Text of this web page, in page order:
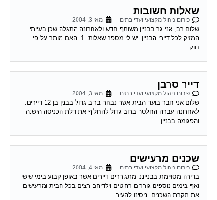
פורום ניהול מקצועי ועדי בתים
שלום רב, אני גר בבניין משותף חדש ולאחרונה התגלה שכן בעייתי
המזיק לכל דיירי הבניין. יש לי מספר שאלות: 1. האם מותר על פי
חוק...
דייר סרבן
פורום ניהול מקצועי ועדי בתים
לאחרונה עברה החלטה ברוב גדול להחליף את דלת הכניסה הישנה
והפגומה בבניין....
שכנים מרעישים
פורום ניהול מקצועי ועדי בתים
בדירה מסויימת בבנייננו מתגוררים דיירים אשר באופן קבוע בימי שישי
ואף בימים נוספים גוררים רהיטים וילדיהם רצים בכל הבית ומרעישים
את תקרת השכנים. ניסינו להעיר...